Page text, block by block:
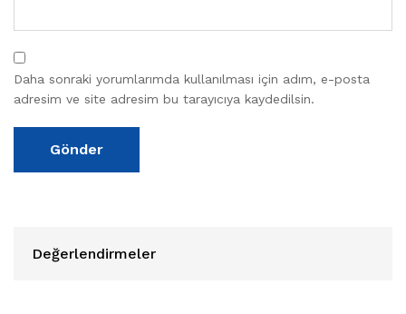
Daha sonraki yorumlarımda kullanılması için adım, e-posta
adresim ve site adresim bu tarayıcıya kaydedilsin.
Değerlendirmeler